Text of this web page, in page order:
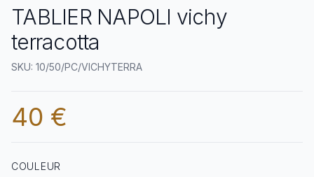
TABLIER NAPOLI vichy
terracotta
SKU: 10/50/PC/VICHYTERRA
40 €
COULEUR